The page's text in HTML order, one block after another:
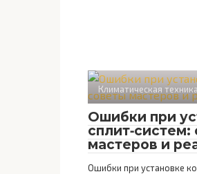
Климатическая техника
Ошибки при
сплит‑систем:
мастеров и
Ошибки при установке